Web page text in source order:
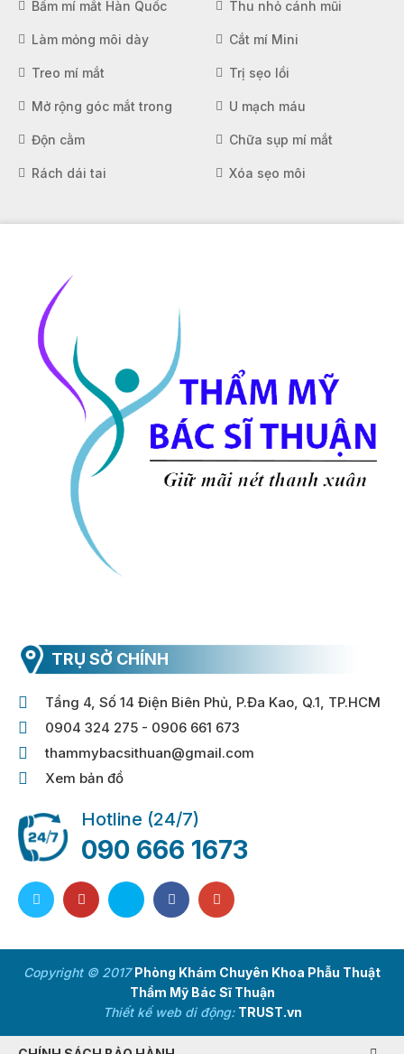
Bấm mí mắt Hàn Quốc Thu nhỏ cánh mũi
Làm mỏng môi dày Cắt mí Mini
Treo mí mắt Trị sẹo lồi
Mở rộng góc mắt trong U mạch máu
Độn cằm Chữa sụp mí mắt
Rách dái tai Xóa sẹo môi
TRỤ SỞ CHÍNH
Tầng 4, Số 14 Điện Biên Phủ, P.Đa Kao, Q.1, TP.HCM
0904 324 275 - 0906 661 673
thammybacsithuan@gmail.com
Xem bản đồ
Hotline (24/7)
090 666 1673
Copyright © 2017Phòng Khám Chuyên Khoa Phẫu Thuật
Thẩm Mỹ Bác Sĩ Thuận
Thiết kế web di động: TRUST.vn